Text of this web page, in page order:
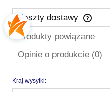
Koszty dostawy
Cena nie zawiera
Produkty powiązane
Opinie o produkcie (0)
Kraj wysyłki: